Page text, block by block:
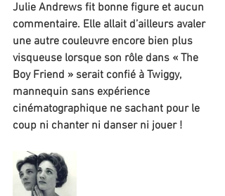
Julie Andrews fit bonne figure et aucun
commentaire. Elle allait d’ailleurs avaler
une autre couleuvre encore bien plus
visqueuse lorsque son rôle dans « The
Boy Friend » serait confié à Twiggy,
mannequin sans expérience
cinématographique ne sachant pour le
coup ni chanter ni danser ni jouer !